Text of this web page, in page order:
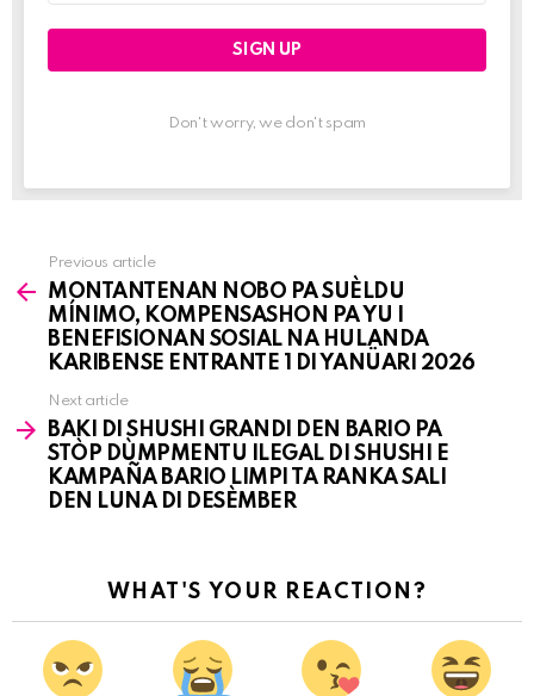
Don't worry, we don't spam
more
Previous article
MONTANTENAN NOBO PA SUÈLDU
MÍNIMO, KOMPENSASHON PA YU I
BENEFISIONAN SOSIAL NA HULANDA
KARIBENSE ENTRANTE 1 DI YANÜARI 2026
Next article
BAKI DI SHUSHI GRANDI DEN BARIO PA
STÒP DÙMPMENTU ILEGAL DI SHUSHI E
KAMPAÑA BARIO LIMPI TA RANKA SALI
DEN LUNA DI DESÈMBER
WHAT'S YOUR REACTION?